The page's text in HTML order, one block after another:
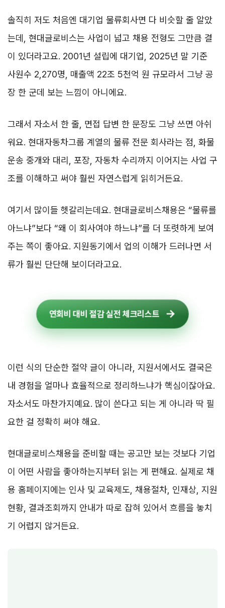
솔직히 저도 처음엔 대기업 물류회사면 다 비슷할 줄 알았
는데, 현대글로비스는 사업이 넓고 채용 전형도 그만큼 결
이 있더라고요. 2001년 설립에 대기업, 2025년 말 기준
사원수 2,270명, 매출액 22조 5천억 원 규모라서 그냥 공
장 한 군데 보는 느낌이 아니에요.
그래서 자소서 한 줄, 면접 답변 한 문장도 그냥 쓰면 아쉬
워요. 현대자동차그룹 계열의 물류 전문 회사라는 점, 화물
운송 중개와 대리, 포장, 자동차 수리까지 이어지는 사업 구
조를 이해하고 써야 훨씬 자연스럽게 읽히거든요.
여기서 많이들 헷갈리는데요. 현대글로비스채용은 “물류를
아느냐”보다 “왜 이 회사여야 하느냐”를 더 또렷하게 보여
주는 쪽이 좋아요. 지원동기에서 업의 이해가 드러나면 서
류가 훨씬 단단해 보이더라고요.
연회비 대비 절감 실전 체크리스트
이런 식의 단순한 절약 글이 아니라, 지원서에서도 결국은
내 경험을 얼마나 효율적으로 정리하느냐가 핵심이잖아요.
자소서도 마찬가지예요. 많이 쓴다고 되는 게 아니라 딱 필
요한 걸 정확히 써야 해요.
현대글로비스채용을 준비할 때는 공고만 보는 것보다 기업
이 어떤 사람을 좋아하는지부터 읽는 게 편해요. 실제로 채
용 홈페이지에는 인사 및 교육제도, 채용절차, 인재상, 지원
현황, 결과조회까지 안내가 따로 잡혀 있어서 흐름을 놓치
기 어렵지 않거든요.